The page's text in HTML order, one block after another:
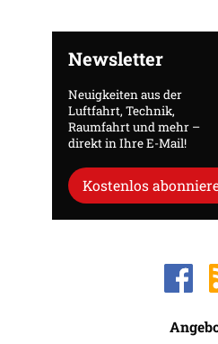
Newsletter
Neuigkeiten aus der
Luftfahrt, Technik,
Raumfahrt und mehr –
direkt in Ihre E-Mail!
Kostenlos